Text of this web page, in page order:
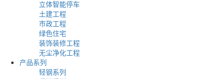
立体智能停车
土建工程
市政工程
绿色住宅
装饰装修工程
无尘净化工程
产品系列
轻钢系列